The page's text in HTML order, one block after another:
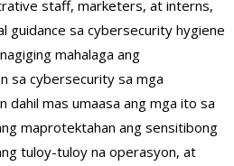
staff, marketers, at interns,
guidance sa cybersecurity hygiene
mahalaga ang
sa cybersecurity sa mga
dahil mas umaasa ang mga ito sa
maprotektahan ang sensitibong
tuloy-tuloy na operasyon, at